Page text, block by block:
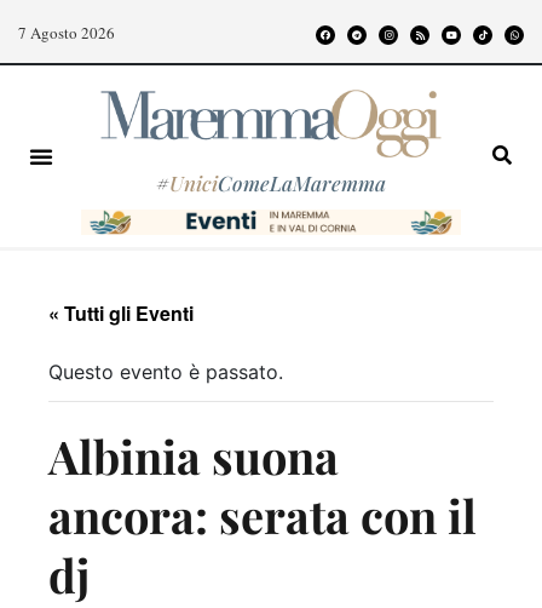
7 Agosto 2026
#UniciComeLaMaremma
« Tutti gli Eventi
Questo evento è passato.
Albinia suona
ancora: serata con il
dj